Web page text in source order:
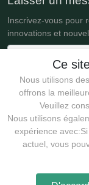
Ce
Nous utilisons
offrons la
Veuillez
Nous utilisons
expérience
actuel, vous
Inscrivez-vous pour
innovations et